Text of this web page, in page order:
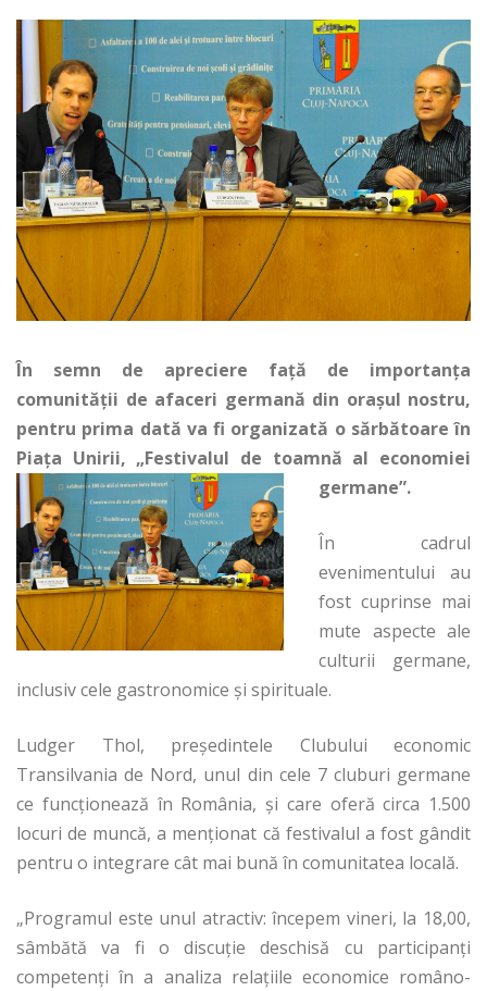
În semn de apreciere faţă de importanţa
comunităţii de afaceri germană din oraşul nostru,
pentru prima dată va fi organizată o sărbătoare în
Piaţa Unirii, „Festivalul de toamnă al economiei
germane”.
În cadrul
evenimentului au
fost cuprinse mai
mute aspecte ale
culturii germane,
inclusiv cele gastronomice şi spirituale.
Ludger Thol, preşedintele Clubului economic
Transilvania de Nord, unul din cele 7 cluburi germane
ce funcţionează în România, şi care oferă circa 1.500
locuri de muncă, a menţionat că festivalul a fost gândit
pentru o integrare cât mai bună în comunitatea locală.
„Programul este unul atractiv: începem vineri, la 18,00,
sâmbătă va fi o discuţie deschisă cu participanţi
competenţi în a analiza relaţiile economice româno-